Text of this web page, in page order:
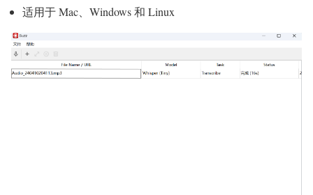
适用于 Mac、Windows 和 Linux